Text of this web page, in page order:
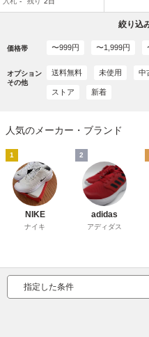
絞り込
価格帯 〜999円 〜1,999円
オプション
その他
送料無料 未使用 中
ストア 新着
人気のメーカー・ブランド
1
NIKE
ナイキ
2
adidas
アディダス
指定した条件